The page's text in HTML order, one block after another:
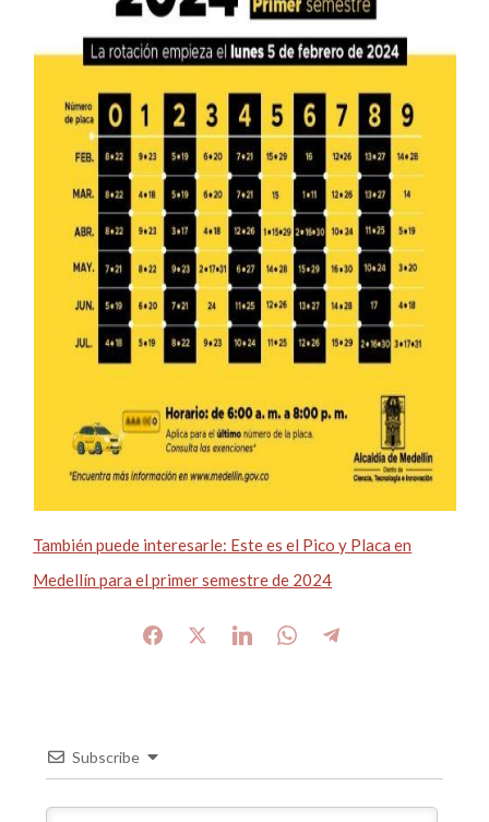
También puede interesarle: Este es el Pico y Placa en
Medellín para el primer semestre de 2024
Subscribe